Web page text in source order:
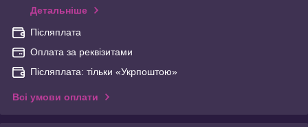
Детальніше
Післяплата
Оплата за реквізитами
Післяплата: тільки «Укрпоштою»
Всі умови оплати